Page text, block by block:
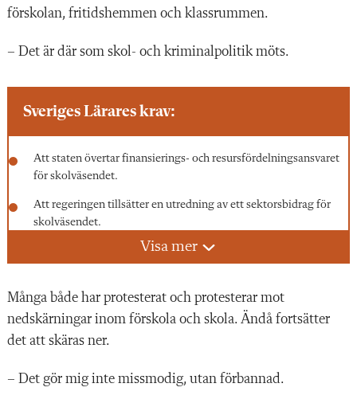
förskolan, fritidshemmen och klassrummen.
– Det är där som skol- och kriminal­politik möts.
Sveriges Lärares krav:
Att staten övertar finansierings- och resursfördelningsansvaret
för skolväsendet.
Att regeringen tillsätter en utredning av ett sektorsbidrag för
skolväsendet.
Att staten på sikt övertar huvudmannaskapet för skolväsendet.
lärartäthet och tid för planering, för- och efterarbete.
Att alla elever får det stöd de behöver.
kompetenser och möjlighet till stödundervisning.
Visa mer
Många både har protesterat och protesterar mot
nedskärningar inom förskola och skola. Ändå fortsätter
det att skäras ner.
– Det gör mig inte missmodig, utan förbannad.